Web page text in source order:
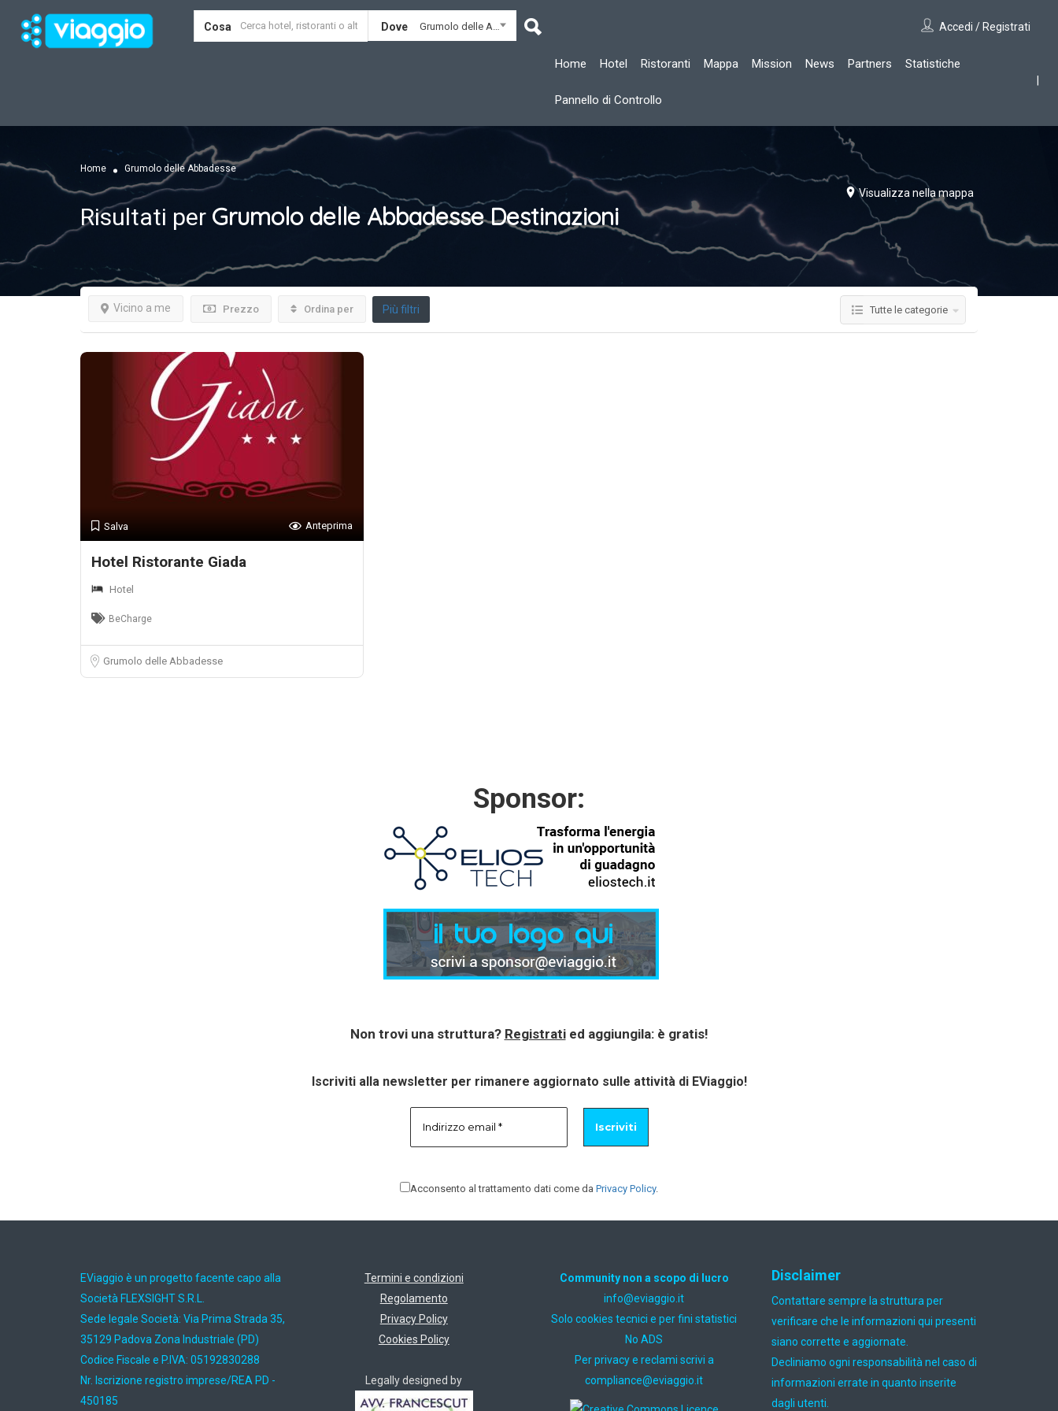
Cosa Dove Grumolo delle Abbadesse Accedi / Registrati
Home Hotel Ristoranti Mappa Mission News Partners Statistiche
Pannello di Controllo
Home Grumolo delle Abbadesse
Visualizza nella mappa
Risultati per Grumolo delle AbbadesseDestinazioni
Prezzo
Vicino a me Ordina per Più filtri Tutte le categorie
Salva Anteprima
Hotel Ristorante Giada
Hotel
BeCharge
Grumolo delle Abbadesse
Sponsor:
Non trovi una struttura? Registratied aggiungila: è gratis!
Iscriviti alla newsletter per rimanere aggiornato sulle attività di EViaggio!
Acconsento al trattamento dati come da Privacy Policy.
EViaggio è un progetto facente capo alla
Società FLEXSIGHT S.R.L.
Sede legale Società: Via Prima Strada 35,
35129 Padova Zona Industriale (PD)
Codice Fiscale e P.IVA: 05192830288
Nr. Iscrizione registro imprese/REA PD -
450185
Termini e condizioni
Regolamento
Privacy Policy
Cookies Policy
Legally designed by
Community non a scopo di lucro
ti.oiggaive@ofni
Solo cookies tecnici e per fini statistici
No ADS
Per privacy e reclami scrivi a
ti.oiggaive@ecnailpmoc
Disclaimer
Contattare sempre la struttura per
verificare che le informazioni qui presenti
siano corrette e aggiornate.
Decliniamo ogni responsabilità nel caso di
informazioni errate in quanto inserite
dagli utenti.